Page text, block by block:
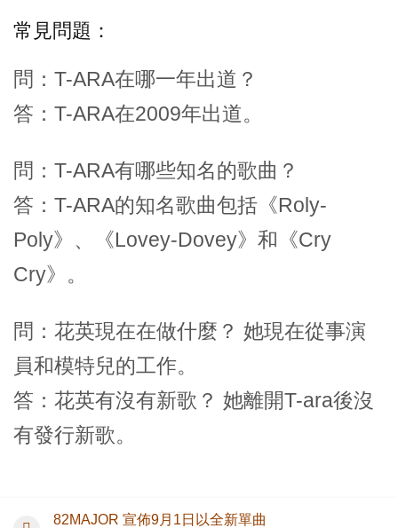
常見問題：
問：T-ARA在哪一年出道？
答：T-ARA在2009年出道。
問：T-ARA有哪些知名的歌曲？
答：T-ARA的知名歌曲包括《Roly-
Poly》、《Lovey-Dovey》和《Cry
Cry》。
問：花英現在在做什麼？ 她現在從事演
員和模特兒的工作。
答：花英有沒有新歌？ 她離開T-ara後沒
有發行新歌。
82MAJOR 宣佈9月1日以全新單曲